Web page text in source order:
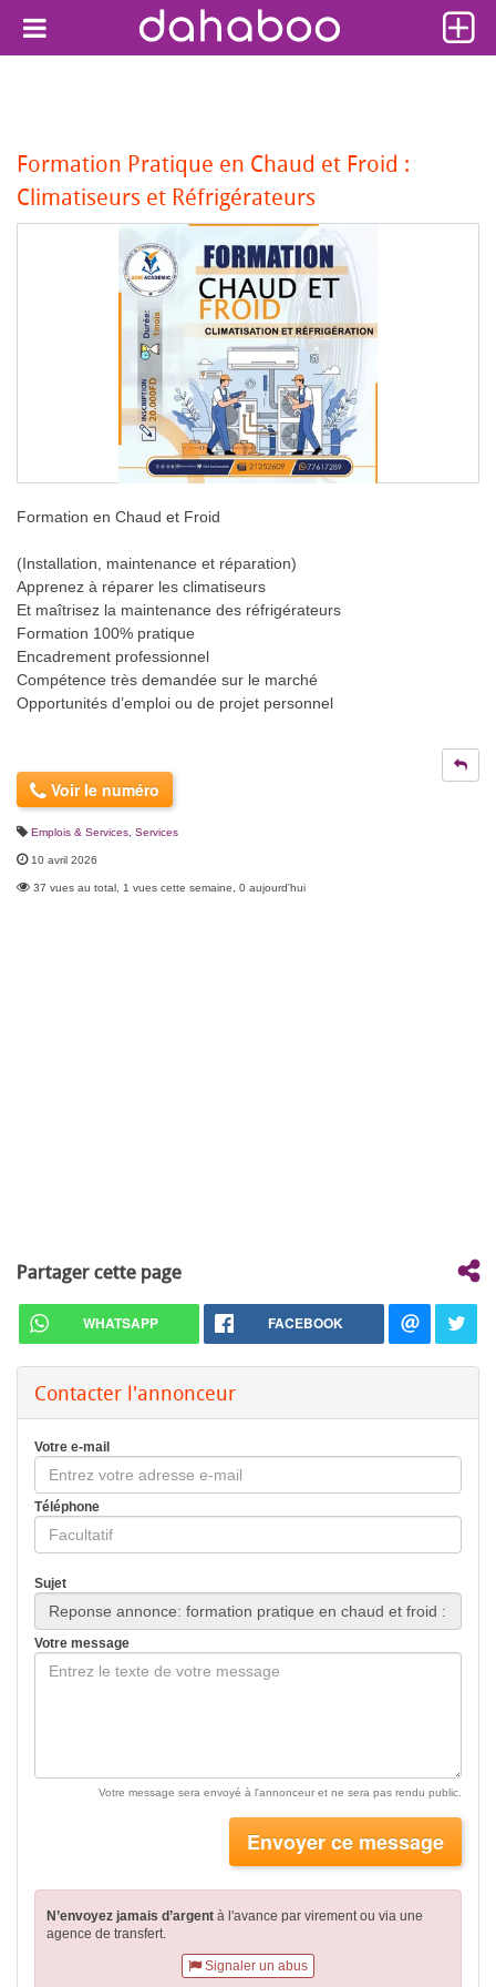
Formation Pratique en Chaud et Froid :
Climatiseurs et Réfrigérateurs
Formation en Chaud et Froid
(Installation, maintenance et réparation)
Apprenez à réparer les climatiseurs
Et maîtrisez la maintenance des réfrigérateurs
Formation 100% pratique
Encadrement professionnel
Compétence très demandée sur le marché
Opportunités d’emploi ou de projet personnel
Voir le numéro
Emplois & Services Services
10 avril 2026
37 vues au total, 1 vues cette semaine, 0 aujourd'hui
Partager cette page
WHATSAPP FACEBOOK
Contacter l'annonceur
Votre e-mail
Téléphone
Sujet
Votre message
Votre message sera envoyé à l'annonceur et ne sera pas rendu public.
Envoyer ce message
N’envoyez jamais d’argent à l'avance par virementou via une
agence de transfert.
Signaler un abus